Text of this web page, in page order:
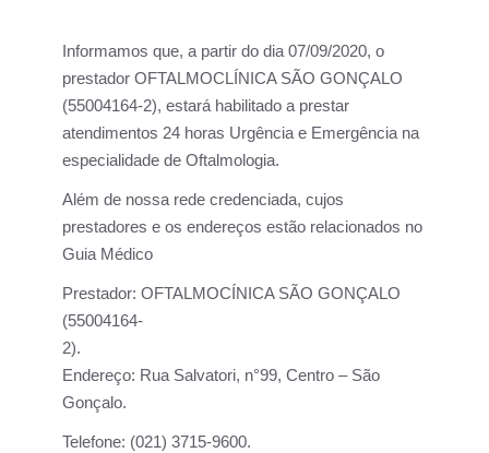
Informamos que, a partir do dia07/09/2020, o
prestador OFTALMOCLÍNICA SÃO GONÇALO
(55004164-2), estará habilitado a prestar
atendimentos 24 horas Urgência e Emergência na
especialidade de Oftalmologia.
Além de nossa rede credenciada, cujos
prestadores e os endereços estão relacionados no
Guia Médico
Prestador: OFTALMOCÍNICA SÃO GONÇALO
(55004164-
2).
Endereço: Rua Salvatori, n°99, Centro – São
Gonçalo.
Telefone: (021) 3715-9600.